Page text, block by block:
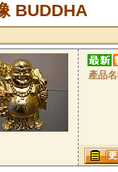
BUDDHA
產品